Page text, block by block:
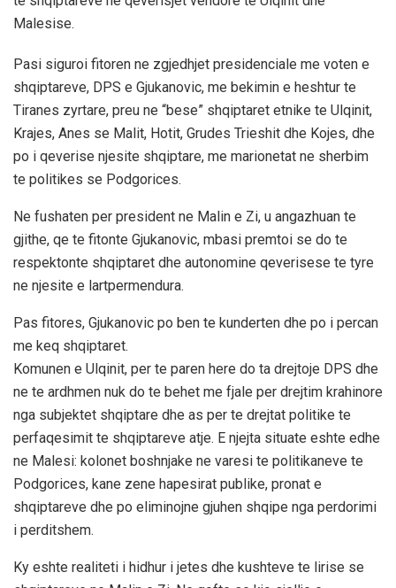
Malesise.
Pasi siguroi fitoren ne zgjedhjet presidenciale me voten e
shqiptareve, DPS e Gjukanovic, me bekimin e heshtur te
Tiranes zyrtare, preu ne “bese” shqiptaret etnike te Ulqinit,
Krajes, Anes se Malit, Hotit, Grudes Trieshit dhe Kojes, dhe
po i qeverise njesite shqiptare, me marionetat ne sherbim
te politikes se Podgorices.
Ne fushaten per president ne Malin e Zi, u angazhuan te
gjithe, qe te fitonte Gjukanovic, mbasi premtoi se do te
respektonte shqiptaret dhe autonomine qeverisese te tyre
ne njesite e lartpermendura.
Pas fitores, Gjukanovic po ben te kunderten dhe po i percan
me keq shqiptaret.
Komunen e Ulqinit, per te paren here do ta drejtoje DPS dhe
ne te ardhmen nuk do te behet me fjale per drejtim krahinore
nga subjektet shqiptare dhe as per te drejtat politike te
perfaqesimit te shqiptareve atje. E njejta situate eshte edhe
ne Malesi: kolonet boshnjake ne varesi te politikaneve te
Podgorices, kane zene hapesirat publike, pronat e
shqiptareve dhe po eliminojne gjuhen shqipe nga perdorimi
i perditshem.
Ky eshte realiteti i hidhur i jetes dhe kushteve te lirise se